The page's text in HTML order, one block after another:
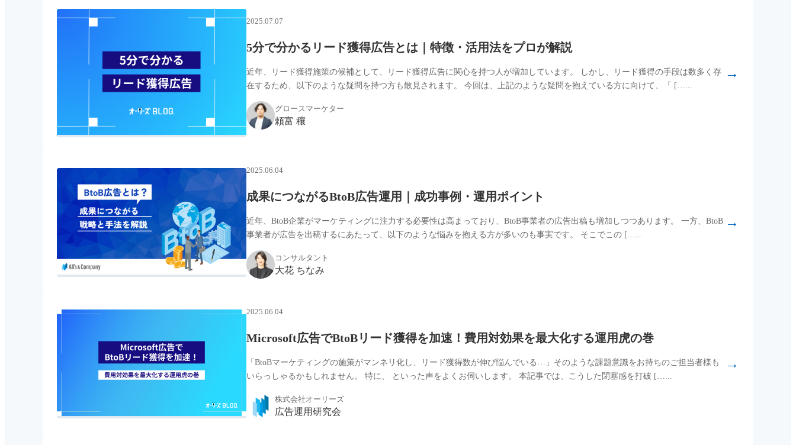
2025.07.07
5分で分かるリード獲得広告とは｜特徴・活用法をプロが解説
近年、リード獲得施策の候補として、リード獲得広告に関心を持つ人が増加しています。 しかし、リード獲得の手段は数多く存
在するため、以下のような疑問を持つ方も散見されます。 今回は、上記のような疑問を抱えている方に向けて、「 […...
グロースマーケター
頼富 穰
→
2025.06.04
成果につながるBtoB広告運用｜成功事例・運用ポイント
近年、BtoB企業がマーケティングに注力する必要性は高まっており、BtoB事業者の広告出稿も増加しつつあります。 一方、BtoB
事業者が広告を出稿するにあたって、以下のような悩みを抱える方が多いのも事実です。 そこでこの […...
コンサルタント
大花 ちなみ
→
2025.06.04
Microsoft広告でBtoBリード獲得を加速！費用対効果を最大化する運用虎の巻
「BtoBマーケティングの施策がマンネリ化し、リード獲得数が伸び悩んでいる…」そのような課題意識をお持ちのご担当者様も
いらっしゃるかもしれません。 特に、 といった声をよくお伺いします。 本記事では、こうした閉塞感を打破 […...
株式会社オーリーズ
広告運用研究会
→